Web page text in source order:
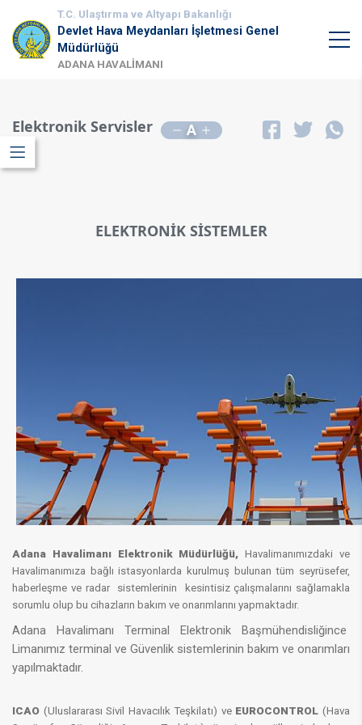
T.C. Ulaştırma ve Altyapı Bakanlığı
Devlet Hava Meydanları İşletmesi Genel
Müdürlüğü
ADANA HAVALİMANI
Elektronik Servisler A
ELEKTRONİK SİSTEMLER
Adana Havalimanı Elektronik Müdürlüğü, Havalimanımızdaki ve
Havalimanımıza bağlı istasyonlarda kurulmuş bulunan tüm seyrüsefer,
haberleşme ve radar sistemlerinin kesintisiz çalışmalarını sağlamakla
sorumlu olup bu cihazların bakım ve onarımlarını yapmaktadır.
Adana Havalimanı Terminal Elektronik Başmühendisliğince
Limanımız terminal ve Güvenlik sistemlerinin bakım ve onarımları
yapılmaktadır.
ICAO (Uluslararası Sivil Havacılık Teşkilatı) ve EUROCONTROL(Hava